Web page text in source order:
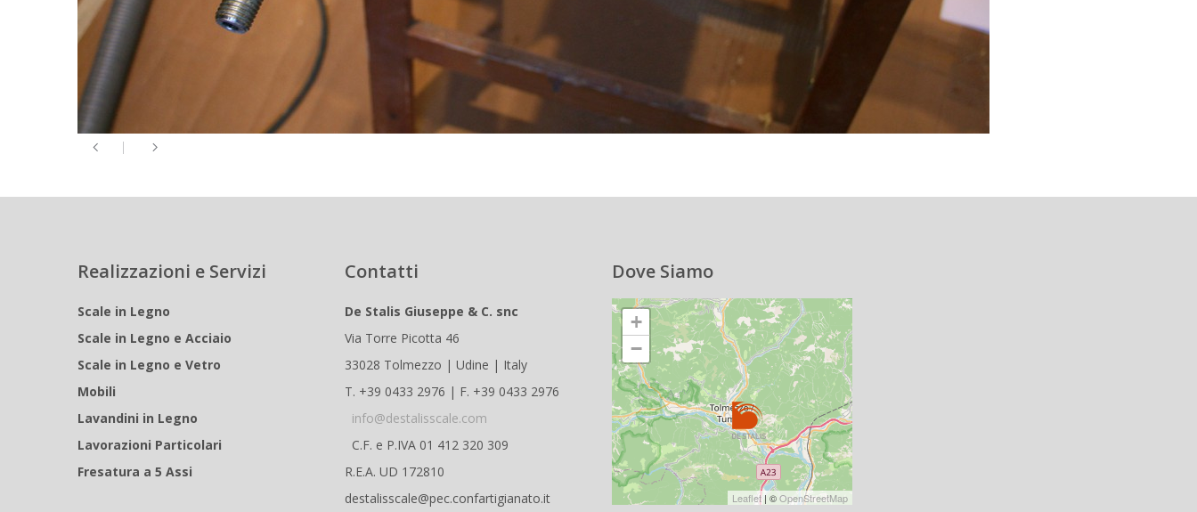
Realizzazioni e Servizi
Scale in Legno
Scale in Legno e Acciaio
Scale in Legno e Vetro
Mobili
Lavandini in Legno
Lavorazioni Particolari
Fresatura a 5 Assi
Contatti
De Stalis Giuseppe & C. snc
Via Torre Picotta 46
33028 Tolmezzo | Udine | Italy
T. +39 0433 2976 | F. +39 0433 2976
info@destalisscale.com
C.F. e P.IVA 01 412 320 309
R.E.A. UD 172810
destalisscale@pec.confartigianato.it
Dove Siamo
+
−
Leaflet| ©OpenStreetMap